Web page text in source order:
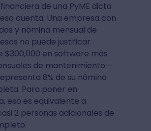
de una PyME dicta
cuenta. Una empresa con
y nómina mensual de
no puede justificar
$300,000 en software más
de mantenimiento—
8% de su nómina
Para poner en
eso es equivalente a
2 personas adicionales de